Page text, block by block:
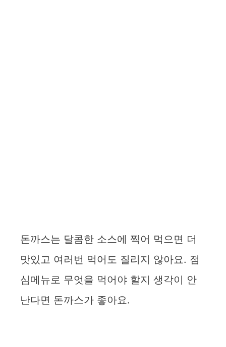
돈까스는 달콤한 소스에 찍어 먹으면 더
맛있고 여러번 먹어도 질리지 않아요. 점
심메뉴로 무엇을 먹어야 할지 생각이 안
난다면 돈까스가 좋아요.